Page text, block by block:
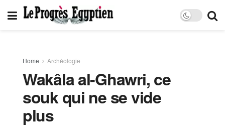
Home Archéologie
Wakâla al-Ghawri, ce
souk qui ne se vide
plus